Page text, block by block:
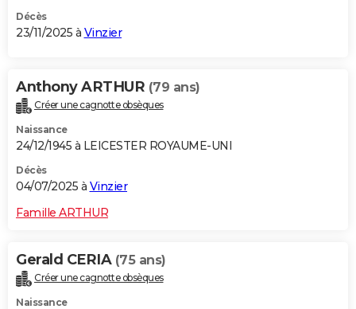
S'inscrire
Se connecter
Lycées
Collèges
Primaires
Universités
Entreprises
Service militaire
Avis de recherche
AVIS DE DÉCÈS
Bricolage
Lifestyle
Culture
Sport
Auto
Television
Voyage
Cinema
Décès
23/11/2025 à Vinzier
Anthony ARTHUR (79 ans)
Créer une cagnotte obsèques
Naissance
24/12/1945 à LEICESTER ROYAUME-UNI
Décès
04/07/2025 à Vinzier
Famille ARTHUR
Gerald CERIA (75 ans)
Créer une cagnotte obsèques
Naissance